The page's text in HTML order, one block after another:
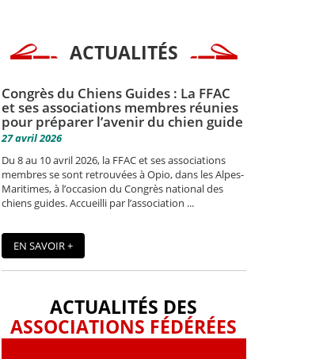
ACTUALITÉS
Congrès du Chiens Guides : La FFAC
et ses associations membres réunies
pour préparer l’avenir du chien guide
27 avril 2026
Du 8 au 10 avril 2026, la FFAC et ses associations
membres se sont retrouvées à Opio, dans les Alpes-
Maritimes, à l’occasion du Congrès national des
chiens guides. Accueilli par l’association ...
EN SAVOIR +
ACTUALITÉS DES
ASSOCIATIONS FÉDÉRÉES